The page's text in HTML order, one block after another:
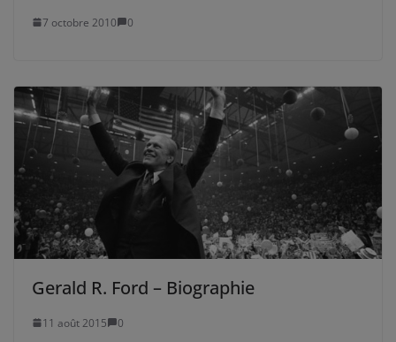
7 octobre 2010 0
Gerald R. Ford – Biographie
11 août 2015 0